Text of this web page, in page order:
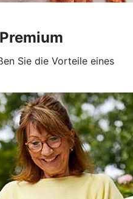
Sie die Vorteile eines